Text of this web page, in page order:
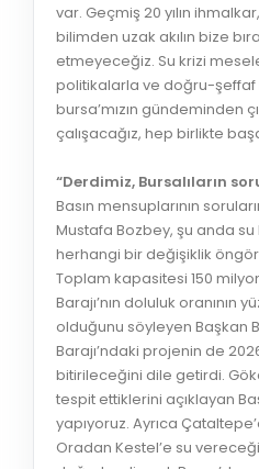
var. Geçmiş 20 yılın
bilimden uzak akılın bize
etmeyeceğiz. Su krizi
politikalarla ve doğru-
bursa’mızın gündeminden
çalışacağız, hep birlikte
“Derdimiz, Bursalıların
Basın mensuplarının
Mustafa Bozbey, şu anda
herhangi bir değişiklik
Toplam kapasitesi 150
Barajı’nın doluluk oranının
olduğunu söyleyen Başkan
Barajı’ndaki projenin de
bitirileceğini dile getirdi.
tespit ettiklerini açıklayan
yapıyoruz. Ayrıca
Oradan Kestel’e su